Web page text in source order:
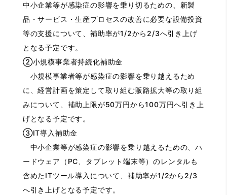
中小企業等が感染症の影響を乗り切るための、新製
品・サービス・生産プロセスの改善に必要な設備投資
等の支援について、補助率が1/2から2/3へ引き上げ
となる予定です。
②小規模事業者持続化補助金
小規模事業者等が感染症の影響を乗り越えるため
に、経営計画を策定して取り組む販路拡大等の取り組
みについて、補助上限が50万円から100万円へ引き上
げとなる予定です。
③IT導入補助金
中小企業等が感染症の影響を乗り越えるための、ハ
ードウェア（PC、タブレット端末等）のレンタルも
含めたITツール導入について、補助率が1/2から2/3
へ引き上げとなる予定です。